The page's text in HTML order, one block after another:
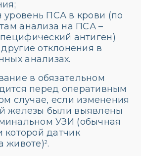
ПСА в крови (по
анализа на ПСА –
антиген)
отклонения в
анализах.
в обязательном
перед оперативным
случае, если изменения
железы были выявлены
УЗИ (обычная
которой датчик
животе)2.